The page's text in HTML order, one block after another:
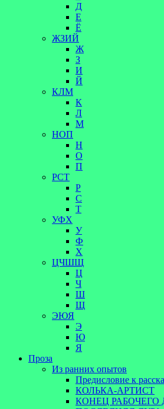
Д
Е
Ё
ЖЗИЙ
Ж
З
И
Й
КЛМ
К
Л
М
НОП
Н
О
П
РСТ
Р
С
Т
УФХ
У
Ф
Х
ЦЧШЩ
Ц
Ч
Ш
Щ
ЭЮЯ
Э
Ю
Я
Проза
Из ранних опытов
Предисловие к
КОЛЬКА-АРТИСТ
КОНЕЦ РАБОЧЕГО